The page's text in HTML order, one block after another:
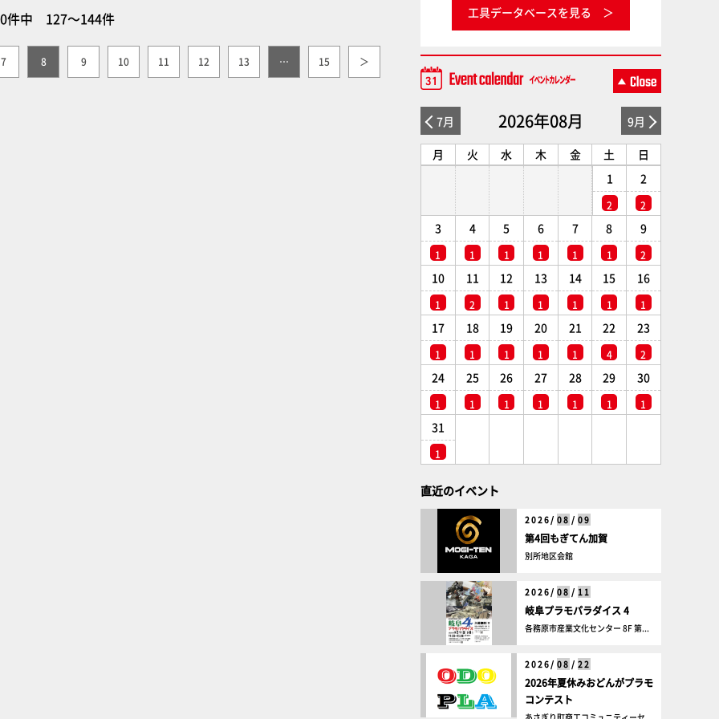
件中 127～144件
7 8 9 10 11 12 13 … 15 ＞
工具データベースを見る
7月 2026年08月 9月
月 火 水 木 金 土
日
1
2
2
2
3
1
4
1
5
1
6
1
7
1
8
1
9
2
10
1
11
2
12
1
13
1
14
1
15
1
16
1
17
1
18
1
19
1
20
1
21
1
22
4
23
2
24
1
25
1
26
1
27
1
28
1
29
1
30
1
31
1
直近のイベント
2026/ 08 / 09
第4回もぎてん加賀
別所地区会館
2026/ 08 / 11
岐阜プラモパラダイス 4
各務原市産業文化センター 8F 第...
2026/ 08 / 22
2026年夏休みおどんがプラモ
コンテスト